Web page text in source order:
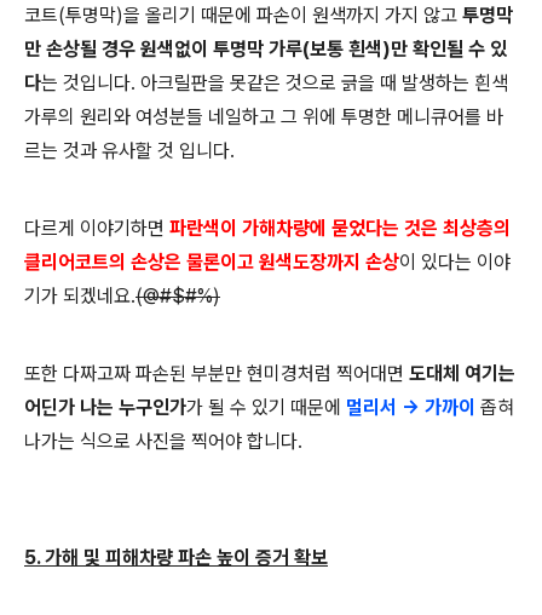
코트(투명막)을 올리기 때문에 파손이 원색까지 가지 않고 투명막
만 손상될 경우 원색없이 투명막 가루(보통 흰색)만 확인될 수 있
다는 것입니다. 아크릴판을 못같은 것으로 긁을 때 발생하는 흰색
가루의 원리와 여성분들 네일하고 그 위에 투명한 메니큐어를 바
르는 것과 유사할 것 입니다.
다르게 이야기하면 파란색이 가해차량에 묻었다는 것은 최상층의
클리어코트의 손상은 물론이고 원색도장까지 손상이 있다는 이야
기가 되겠네요.(@#$#%)
또한 다짜고짜 파손된 부분만 현미경처럼 찍어대면 도대체 여기는
어딘가 나는 누구인가가 될 수 있기 때문에 멀리서 -> 가까이 좁혀
나가는 식으로 사진을 찍어야 합니다.
5. 가해 및 피해차량 파손 높이 증거 확보